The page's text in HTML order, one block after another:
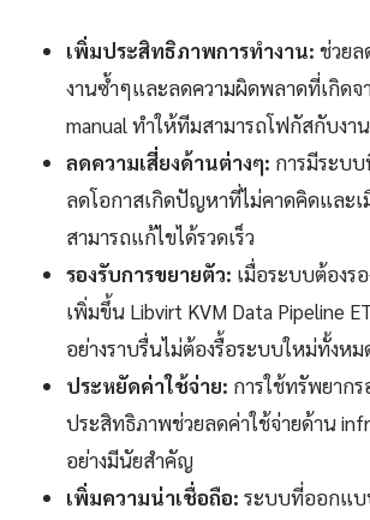
เพิ่มประสิทธิภาพการทำงาน: ช่วยล
งานซ้ำๆและลดความผิดพลาดที่เกิดจ
manual ทำให้ทีมสามารถโฟกัสกับงา
ลดความเสี่ยงด้านต่างๆ: การมีระบ
ลดโอกาสเกิดปัญหาที่ไม่คาดคิดและ
สามารถแก้ไขได้รวดเร็ว
รองรับการขยายตัว: เมื่อระบบต้องร
เพิ่มขึ้น Libvirt KVM Data Pipeline
อย่างราบรื่นไม่ต้องรื้อระบบใหม่ทั้งหม
ประหยัดค่าใช้จ่าย: การใช้ทรัพยากร
ประสิทธิภาพช่วยลดค่าใช้จ่ายด้าน
อย่างมีนัยสำคัญ
เพิ่มความน่าเชื่อถือ: ระบบที่ออกแบ